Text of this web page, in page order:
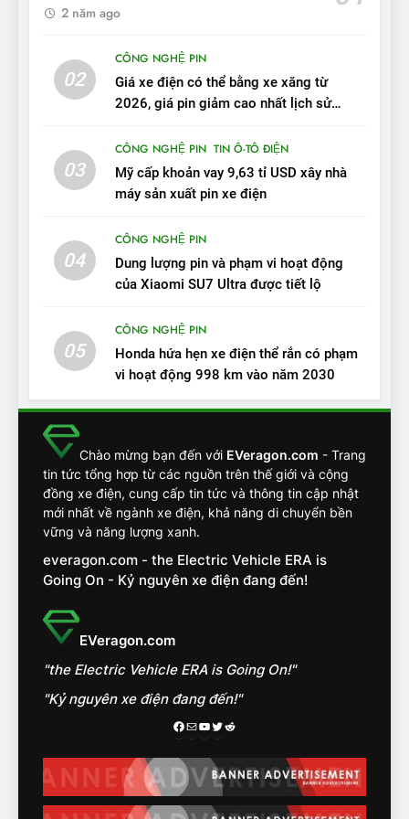
10
VinFast VF 7 tấm tắc: “Hơn
hẳn xe xăng”
ĐÁNH GIÁ XE
Người dùng nhận xét về
VinFast VF7: Độ hoàn thiện
đồng
12
VinFast VF7 – Mẫu xe cá
ĐÁNH GIÁ XE
Chuyên gia tiết lộ bài test
đối về an toàn trên VinFast
VF8
ĐÁNH GIÁ XE
14
VinFast VF7 đang bỏ xa
như thế nào?
ĐÁNH GIÁ XE
15
‘cảnh vệ’ ADAS, ‘trợ lý’ ViVi
trên ngàn dặm đường
CÔNG NGHỆ AI, TỰ LÁI, ADAS,
ROBOTAXI
ĐÁNH GIÁ XE
Chọn VinFast VF8 hay Santa
Fe, Fortuner ?
ĐÁNH GIÁ XE
2 năm ago
02
CÔNG NGHỆ PIN
Giá xe điện có thể bằng xe xăng từ
2026, giá pin giảm cao nhất lịch sử
03
CÔNG NGHỆ PIN TIN Ô-TÔ ĐIỆN
Mỹ cấp khoản vay 9,63 tỉ USD xây nhà
máy sản xuất pin xe điện
04
CÔNG NGHỆ PIN
Dung lượng pin và phạm vi hoạt động
của Xiaomi SU7 Ultra được tiết lộ
05
CÔNG NGHỆ PIN
Honda hứa hẹn xe điện thể rắn có phạm
vi hoạt động 998 km vào năm 2030
Chào mừng bạn đến với EVeragon.com - Trang
tin tức tổng hợp từ các nguồn trên thế giới và cộng
đồng xe điện, cung cấp tin tức và thông tin cập nhật
mới nhất về ngành xe điện, khả năng di chuyển bền
vững và năng lượng xanh.
everagon.com - the Electric Vehicle ERA is
Going On - Kỷ nguyên xe điện đang đến!
EVeragon.com
"the Electric Vehicle ERA is Going On!"
"Kỷ nguyên xe điện đang đến!"
Facebook
MailYoutube
Twitter